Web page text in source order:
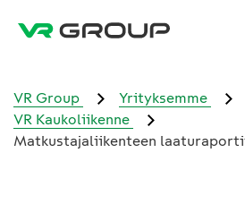
VR Group Yrityksemme
VR Kaukoliikenne
Matkustajaliikenteen